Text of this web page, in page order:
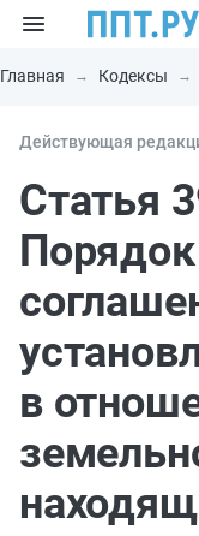
Главная Кодексы
Действующая
Статья
в